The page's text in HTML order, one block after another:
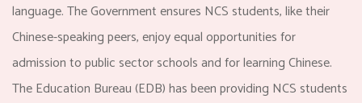
language. The Government ensures NCS students, like their
Chinese-speaking peers, enjoy equal opportunities for
admission to public sector schools and for learning Chinese.
The Education Bureau (EDB) has been providing NCS students